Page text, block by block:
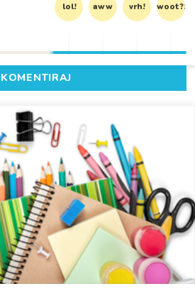
lol! aww vrh! woot?!
KOMENTIRAJ